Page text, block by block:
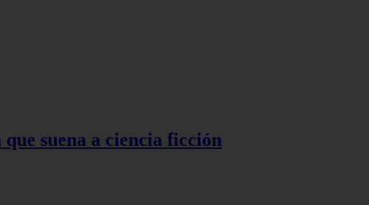
suena a ciencia ficción